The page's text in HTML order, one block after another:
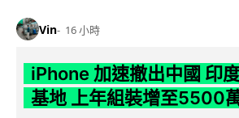
Vin 16 小時
iPhone 加速撤出中國 印
基地 上年組裝增至5500